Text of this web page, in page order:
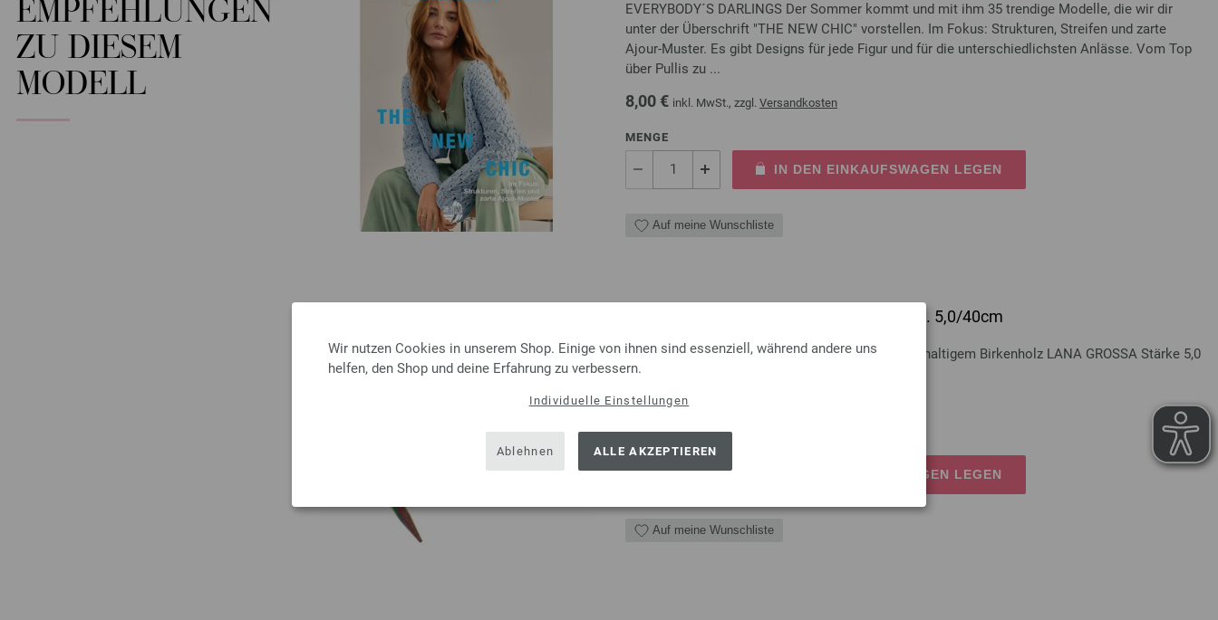
Wir nutzen Cookies in unserem Shop. Einige von ihnen sind essenziell, während andere uns
helfen, den Shop und deine Erfahrung zu verbessern.
Individuelle Einstellungen
Ablehnen ALLE AKZEPTIEREN
EMPFEHLUNGEN
ZU DIESEM
MODELL
EVERYBODY´S DARLINGS Der Sommer kommt und mit ihm 35 trendige Modelle, die wir dir
unter der Überschrift "THE NEW CHIC" vorstellen. Im Fokus: Strukturen, Streifen und zarte
Ajour-Muster. Es gibt Designs für jede Figur und für die unterschiedlichsten Anlässe. Vom Top
über Pullis zu ...
8,00 € inkl. MwSt., zzgl. Versandkosten
MENGE
IN DEN EINKAUFSWAGEN LEGEN
Auf meine Wunschliste
Rundstricknadel Design-Holz Multicolor St. 5,0/40cm
Rundstricknadel Design-Holz Multicolor aus nachhaltigem Birkenholz LANA GROSSA Stärke 5,0
Länge 40cm
9,50 € inkl. MwSt., zzgl.
IN DEN EINKAUFSWAGEN LEGEN
Auf meine Wunschliste